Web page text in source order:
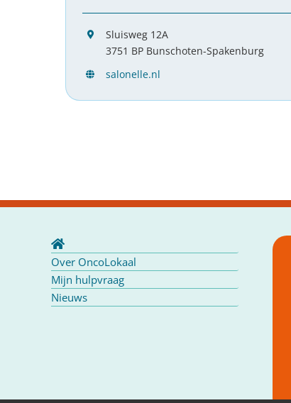
Sluisweg 12A
3751 BP Bunschoten-Spakenburg
salonelle.nl
Over OncoLokaal
Mijn hulpvraag
Nieuws